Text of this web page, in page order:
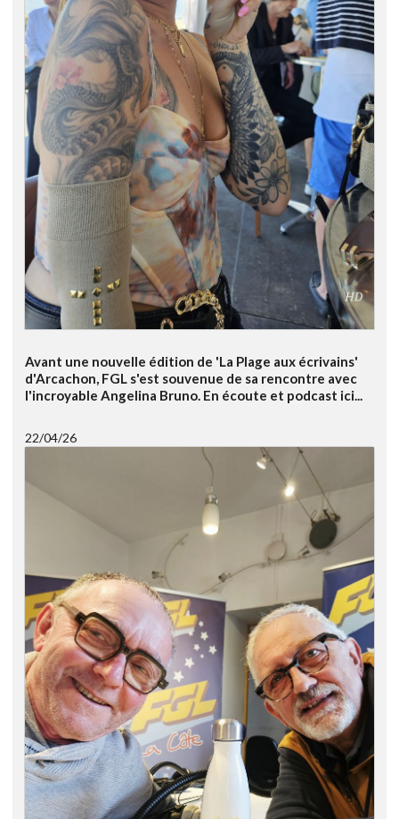
Avant une nouvelle édition de 'La Plage aux écrivains'
d'Arcachon, FGL s'est souvenue de sa rencontre avec
l'incroyable Angelina Bruno. En écoute et podcast ici...
22/04/26